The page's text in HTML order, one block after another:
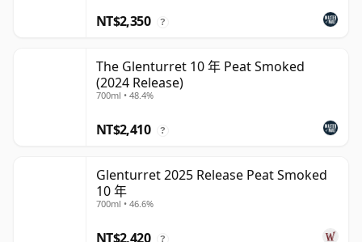
NT$2,350 ?
The Glenturret 10 年 Peat Smoked
(2024 Release)
700ml • 48.4%
NT$2,410 ?
Glenturret 2025 Release Peat Smoked
10 年
700ml • 46.6%
NT$2,420 ?